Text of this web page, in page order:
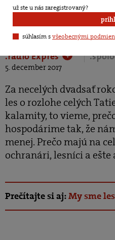
už ste u nás zaregistrovaný?
súhlasím svšeobecnými
Andrej
lesy u nás
.rádio Expres +
5. december 2017
Za necelých dvadsať
les o rozlohe celých
kalamity, to vieme,
hospodárime tak, že
menej. Prečo majú na
ochranári, lesníci a ešte
Prečítajte si aj:My sme